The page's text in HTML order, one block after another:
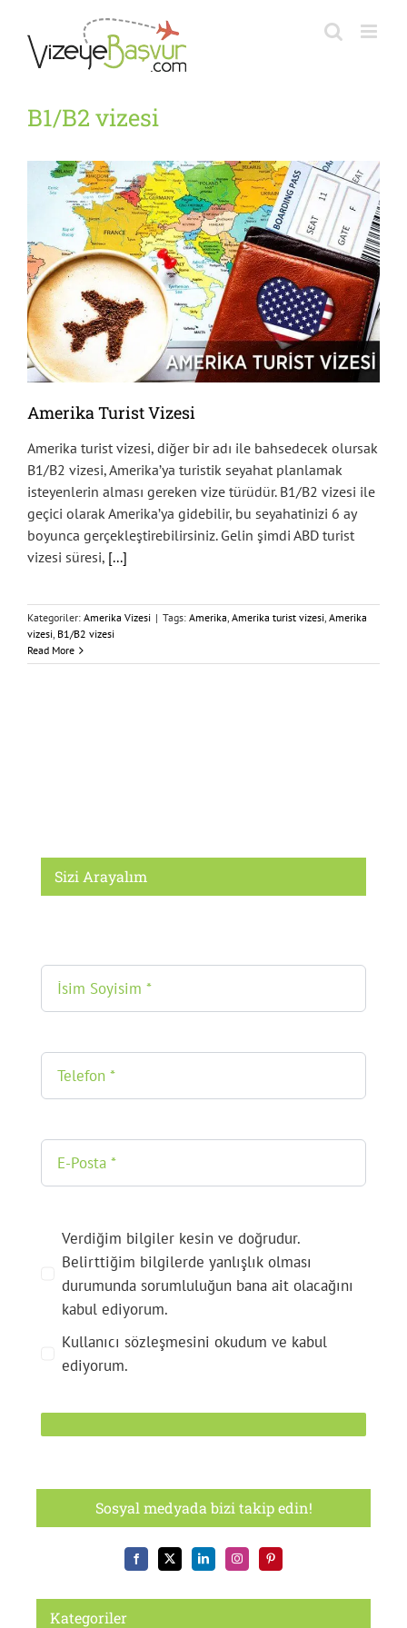
content
B1/B2 vizesi
Amerika Turist Vizesi
Amerika turist vizesi, diğer bir adı ile bahsedecek olursak
B1/B2 vizesi, Amerika’ya turistik seyahat planlamak
isteyenlerin alması gereken vize türüdür. B1/B2 vizesi ile
geçici olarak Amerika’ya gidebilir, bu seyahatinizi 6 ay
boyunca gerçekleştirebilirsiniz. Gelin şimdi ABD turist
vizesi süresi, [...]
Kategoriler: Amerika Vizesi | Tags: Amerika, Amerika turist vizesi, Amerika
vizesi, B1/B2 vizesi
Read More
Sizi Arayalım
Verdiğim bilgiler kesin ve doğrudur.
Belirttiğim bilgilerde yanlışlık olması
durumunda sorumluluğun bana ait olacağını
kabul ediyorum.
Kullanıcı sözleşmesini okudum ve kabul
ediyorum.
Sosyal medyada bizi takip edin!
Kategoriler